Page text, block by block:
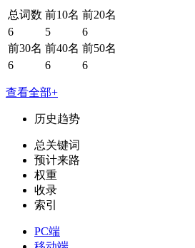
总词数 前10名 前20名
6
5
6
前30名 前40名 前50名
6
6 6
查看全部+
历史趋势
总关键词
预计来路
权重
收录
索引
PC端